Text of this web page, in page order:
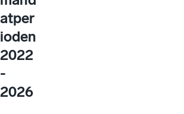
atper
ioden
2022
-
2026